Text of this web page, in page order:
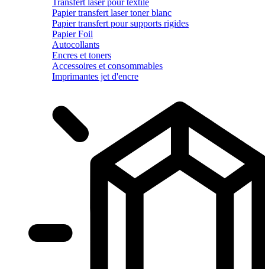
Papier transfert laser toner blanc
Papier transfert pour supports rigides
Papier Foil
Autocollants
Encres et toners
Accessoires et consommables
Imprimantes jet d'encre